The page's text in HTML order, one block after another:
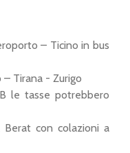
– Ticino in bus
– Tirana - Zurigo
le tasse potrebbero
con colazioni a